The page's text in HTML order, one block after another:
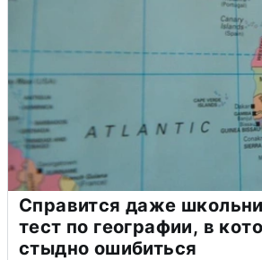
Справится даже
тест по географии, в
стыдно ошибиться